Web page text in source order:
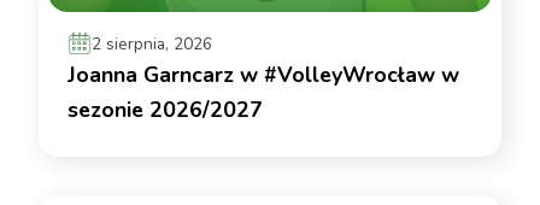
2 sierpnia, 2026
Joanna Garncarz w #VolleyWrocław w
sezonie 2026/2027